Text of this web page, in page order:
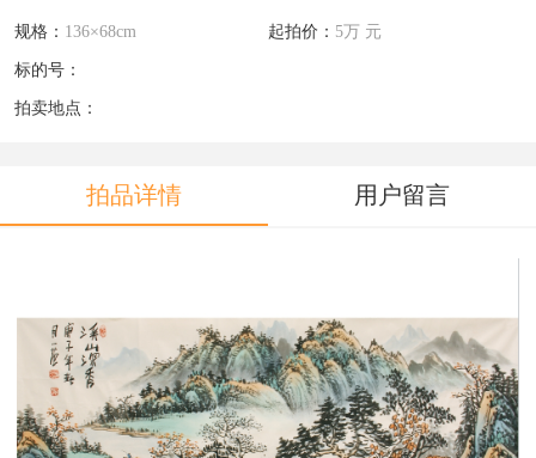
规格： 136×68cm 起拍价： 5万 元
标的号：
拍卖地点：
拍品详情 用户留言